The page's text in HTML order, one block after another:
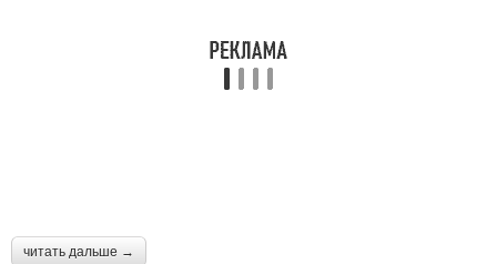
читать дальше →